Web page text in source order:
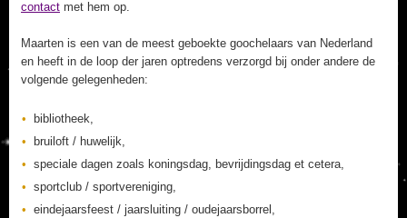
contact met hem op.
Maarten is een van de meest geboekte goochelaars van Nederland
en heeft in de loop der jaren optredens verzorgd bij onder andere de
volgende gelegenheden:
bibliotheek,
bruiloft / huwelijk,
speciale dagen zoals koningsdag, bevrijdingsdag et cetera,
sportclub / sportvereniging,
eindejaarsfeest / jaarsluiting / oudejaarsborrel,